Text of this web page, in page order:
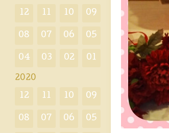
12 11 10 09
08 07 06 05
04 03 02 01
2020
12 11 10 09
08 07 06 05